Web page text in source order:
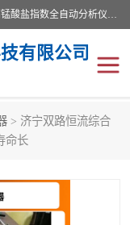
青岛路博环保公司主营：低浓度烟尘烟气分析仪、高锰酸盐指数全自动分析仪、便携式超声波明渠流量计、便携式水质采样器、恒温恒湿称重系统、手持式油烟检测仪等;是一家集环保科研、设计、生产、维护、销售和系统集成为一体的综合性高科技企业。路博人秉承"科学技术是第一生产力的重要理念，倡导环境友好型的生产、生活和消费方式。
有限公司
> 济宁双路恒流综合
命长
测仪
油烟检测仪
采集器